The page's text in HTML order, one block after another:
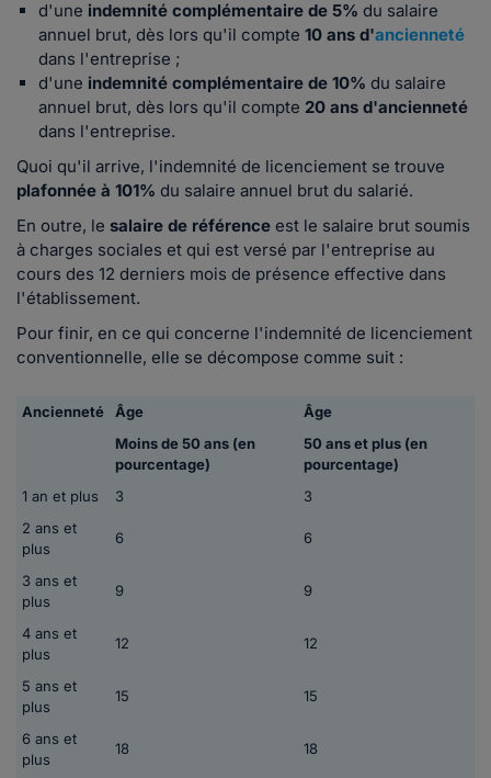
d'une indemnité complémentaire de 5% du salaire
annuel brut, dès lors qu'il compte 10 ans d'ancienneté
dans l'entreprise ;
d'une indemnité complémentaire de 10% du salaire
annuel brut, dès lors qu'il compte 20 ans d'ancienneté
dans l'entreprise.
Quoi qu'il arrive, l'indemnité de licenciement se trouve
plafonnée à 101% du salaire annuel brut du salarié.
En outre, le salaire de référence est le salaire brut soumis
à charges sociales et qui est versé par l'entreprise au
cours des 12 derniers mois de présence effective dans
l'établissement.
Pour finir, en ce qui concerne l'indemnité de licenciement
conventionnelle, elle se décompose comme suit :
Ancienneté Âge
Âge
Moins de 50 ans (en
pourcentage)
50 ans et plus (en
pourcentage)
1 an et plus
3
3
2 ans et
plus
6 6
3 ans et
plus
9 9
4 ans et
plus
12 12
5 ans et
plus
15 15
6 ans et
plus
18 18